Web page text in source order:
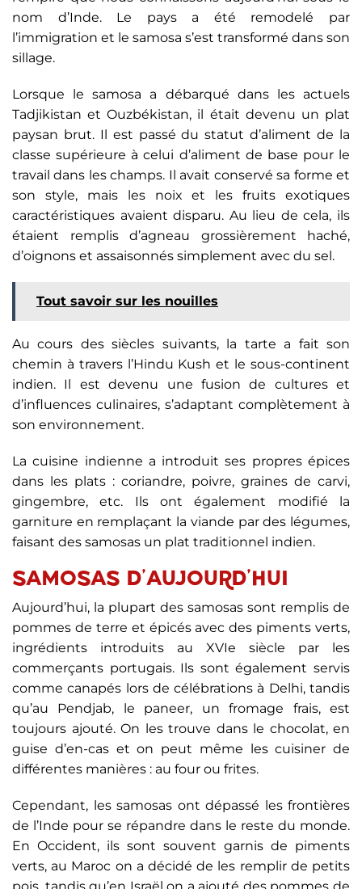
nom d’Inde. Le pays a été remodelé par
l’immigration et le samosa s’est transformé dans son
sillage.
Lorsque le samosa a débarqué dans les actuels
Tadjikistan et Ouzbékistan, il était devenu un plat
paysan brut. Il est passé du statut d’aliment de la
classe supérieure à celui d’aliment de base pour le
travail dans les champs. Il avait conservé sa forme et
son style, mais les noix et les fruits exotiques
caractéristiques avaient disparu. Au lieu de cela, ils
étaient remplis d’agneau grossièrement haché,
d’oignons et assaisonnés simplement avec du sel.
Tout savoir sur les nouilles
Au cours des siècles suivants, la tarte a fait son
chemin à travers l’Hindu Kush et le sous-continent
indien. Il est devenu une fusion de cultures et
d’influences culinaires, s’adaptant complètement à
son environnement.
La cuisine indienne a introduit ses propres épices
dans les plats : coriandre, poivre, graines de carvi,
gingembre, etc. Ils ont également modifié la
garniture en remplaçant la viande par des légumes,
faisant des samosas un plat traditionnel indien.
SAMOSAS D’AUJOURD’HUI
Aujourd’hui, la plupart des samosas sont remplis de
pommes de terre et épicés avec des piments verts,
ingrédients introduits au XVIe siècle par les
commerçants portugais. Ils sont également servis
comme canapés lors de célébrations à Delhi, tandis
qu’au Pendjab, le paneer, un fromage frais, est
toujours ajouté. On les trouve dans le chocolat, en
guise d’en-cas et on peut même les cuisiner de
différentes manières : au four ou frites.
Cependant, les samosas ont dépassé les frontières
de l’Inde pour se répandre dans le reste du monde.
En Occident, ils sont souvent garnis de piments
verts, au Maroc on a décidé de les remplir de petits
pois, tandis qu’en Israël on a ajouté des pommes de